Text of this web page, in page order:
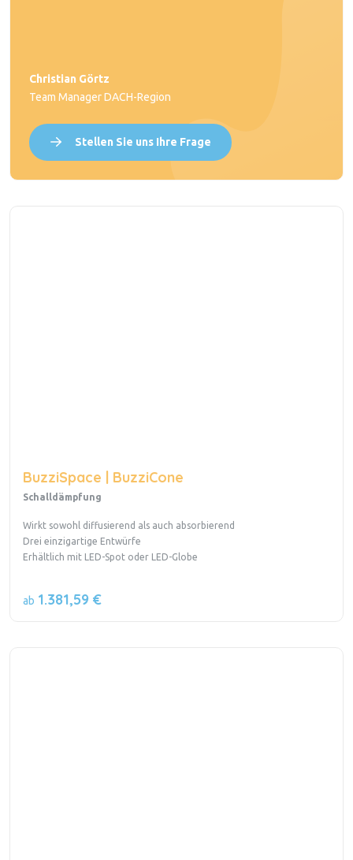
Christian Görtz
Team Manager DACH-Region
Stellen Sie uns Ihre Frage
BuzziSpace | BuzziCone
Schalldämpfung
Wirkt sowohl diffusierend als auch absorbierend
Drei einzigartige Entwürfe
Erhältlich mit LED-Spot oder LED-Globe
ab 1.381,59 €